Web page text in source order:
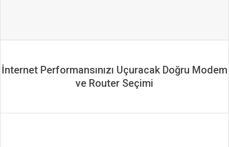
İnternet Performansınızı Uçuracak Doğru Modem
ve Router Seçimi